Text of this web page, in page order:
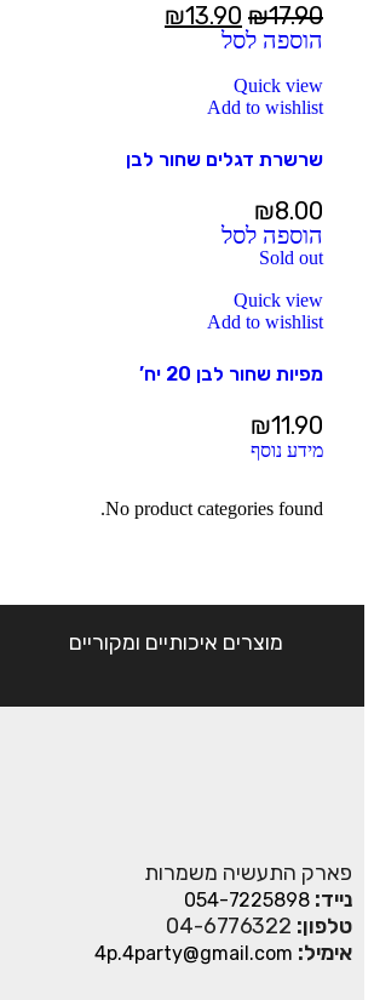
₪17.90
₪13.90
הוספה לסל
Quick view
Add to wishlist
שרשרת דגלים שחור לבן
₪8.00
הוספה לסל
Sold out
Quick view
Add to wishlist
מפיות שחור לבן 20 יח’
₪11.90
מידע נוסף
No product categories found.
מוצרים איכותיים ומקוריים
פארק התעשיה משמרות
נייד: 054-7225898
טלפון: 04-6776322
אימיל: 4p.4party@gmail.com